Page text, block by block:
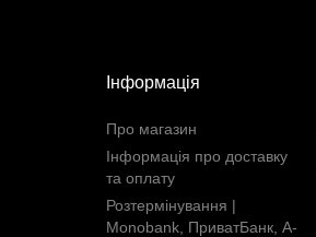
Інформація
Про магазин
Інформація про доставку
та оплату
Розтермінування |
Monobank, ПриватБанк, А-